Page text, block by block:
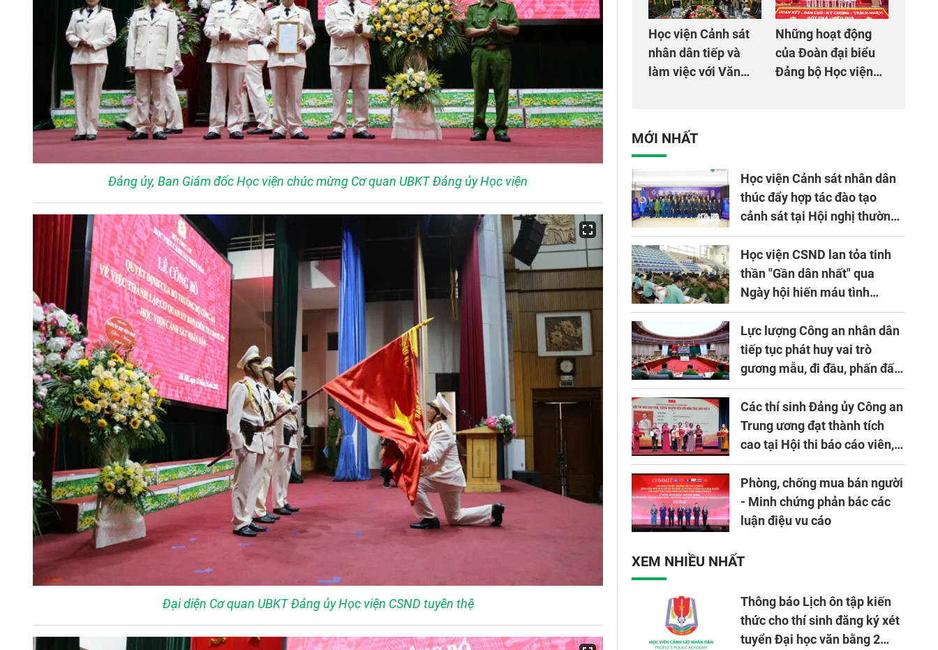
Đảng ủy, Ban Giám đốc Học viện chúc mừng Cơ quan UBKT Đảng ủy Học viện
Đại diện Cơ quan UBKT Đảng ủy Học viện CSND tuyên thệ
Học viện Cảnh sát
nhân dân tiếp và
làm việc với Văn
Bản tại Việt Nam
Những hoạt động
của Đoàn đại biểu
Đảng bộ Học viện
- 2030
MỚI NHẤT
Học viện Cảnh sát nhân dân
thúc đẩy hợp tác đào tạo
cảnh sát tại Hội nghị thường
niên lần thứ 10 của Hiệp hội
APTA
Học viện CSND lan tỏa tinh
thần "Gần dân nhất" qua
Ngày hội hiến máu tình
nguyện
Lực lượng Công an nhân dân
tiếp tục phát huy vai trò
gương mẫu, đi đầu, phấn đấu
hoàn thành xuất sắc mọi
nhiệm vụ được giao
Các thí sinh Đảng ủy Công an
Trung ương đạt thành tích
cao tại Hội thi báo cáo viên,
tuyên truyền viên giỏi khu
vực II năm 2026
Phòng, chống mua bán người
- Minh chứng phản bác các
luận điệu vu cáo
XEM NHIỀU NHẤT
Thông báo Lịch ôn tập kiến
thức cho thí sinh đăng ký xét
tuyển Đại học văn bằng 2